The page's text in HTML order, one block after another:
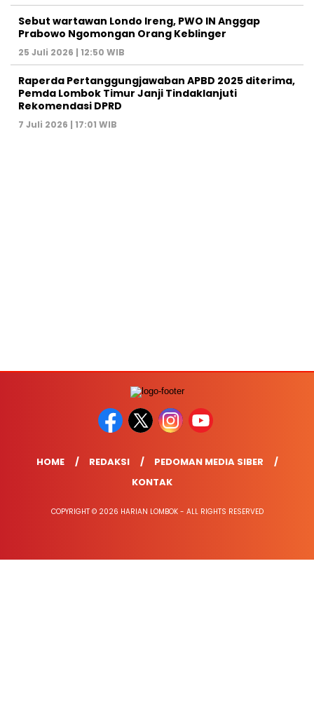
Sebut wartawan Londo Ireng, PWO IN Anggap
Prabowo Ngomongan Orang Keblinger
25 Juli 2026 | 12:50 WIB
Raperda Pertanggungjawaban APBD 2025 diterima,
Pemda Lombok Timur Janji Tindaklanjuti
Rekomendasi DPRD
7 Juli 2026 | 17:01 WIB
HOME REDAKSI
PEDOMAN MEDIA SIBER
KONTAK
COPYRIGHT © 2026 HARIAN LOMBOK - ALL RIGHTS RESERVED